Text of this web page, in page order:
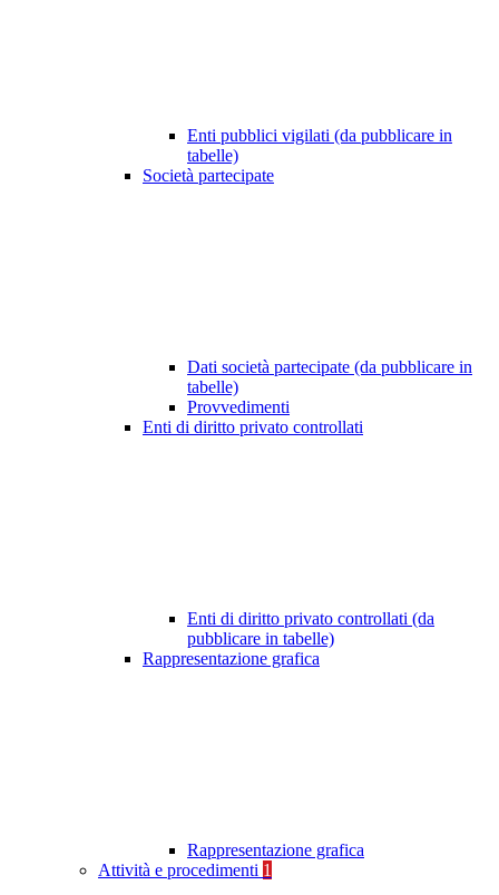
Enti pubblici vigilati (da pubblicare in
tabelle)
Società partecipate
Dati società partecipate (da pubblicare in
tabelle)
Provvedimenti
Enti di diritto privato controllati
Enti di diritto privato controllati (da
pubblicare in tabelle)
Rappresentazione grafica
Rappresentazione grafica
Attività e procedimenti 1